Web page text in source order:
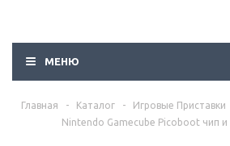
МЕНЮ
Главная - Каталог - Игровые Приставки
Nintendo Gamecube Picoboot чип и